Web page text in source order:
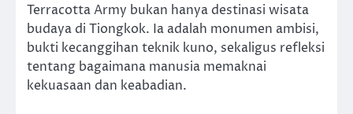
Terracotta Army bukan hanya destinasi wisata
budaya di Tiongkok. Ia adalah monumen ambisi,
bukti kecanggihan teknik kuno, sekaligus refleksi
tentang bagaimana manusia memaknai
kekuasaan dan keabadian.